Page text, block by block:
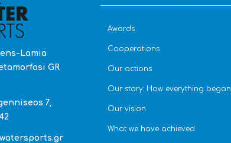
Lamia
GR
7,
Awards
Cooperations
Our actions
Our story: How everything began
Our vision
What we have achieved